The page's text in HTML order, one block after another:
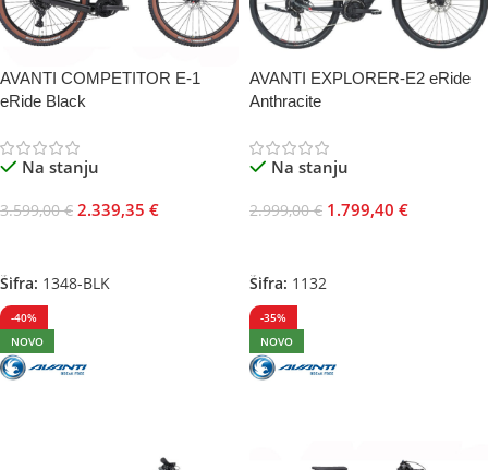
AVANTI COMPETITOR E-1
eRide Black
Na stanju
3.599,00€ 2.339,35 €
Šifra: 1348-BLK
AVANTI EXPLORER-E2 eRide
Anthracite
Na stanju
2.999,00€ 1.799,40 €
Šifra: 1132
-40%
NOVO
-35%
NOVO